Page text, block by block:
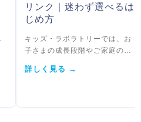
リンク｜迷わず選べるは
じめ方
キッズ・ラボラトリーでは、お
子さまの成長段階やご家庭の
詳しく見る →